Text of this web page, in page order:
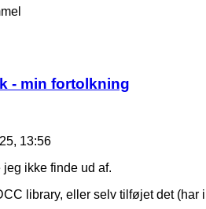
- min fortolkning
13:56
ikke finde ud af.
library, eller selv tilføjet det (har